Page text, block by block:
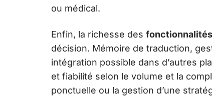
ou médical.
Enfin, la richesse des
décision. Mémoire de traduction,
intégration possible dans d’autres
et fiabilité selon le volume et la
ponctuelle ou la gestion d’une